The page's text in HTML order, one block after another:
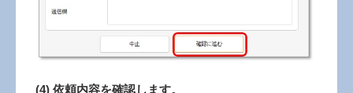
(4) 依頼内容を確認します。